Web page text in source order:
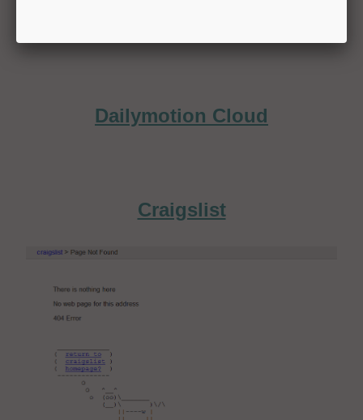
Dailymotion Cloud
Craigslist